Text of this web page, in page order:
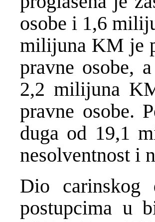
osobe i 1,6
milijuna KM je
pravne osobe,
2,2 milijuna
pravne osobe.
duga od 19,1
nesolventnost i
Dio carinskog
postupcima u